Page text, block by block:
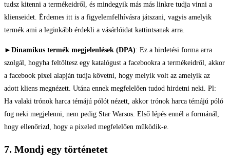
tudsz kitenni a termékeidről, és mindegyik más más linkre tudja vinni a
klienseidet. Érdemes itt is a figyelemfelhívásra játszani, vagyis amelyik
termék ami a leginkább érdekli a vásárlóidat kattintsanak arra.
► Dinamikus termék megjelenlések (DPA): Ez a hirdetési forma arra
szolgál, hogyha feltöltesz egy katalógust a facebookra a termékeidről, akkor
a facebook pixel alapján tudja követni, hogy melyik volt az amelyik az
adott kliens megnézett. Utána ennek megfelelően tudod hirdetni neki. Pl:
Ha valaki trónok harca témájú pólót nézett, akkor trónok harca témájú póló
fog neki megjelenni, nem pedig Star Warsos. Első lépés ennél a formánál,
hogy ellenőrizd, hogy a pixeled megfelelően működik-e.
7. Mondj egy történetet